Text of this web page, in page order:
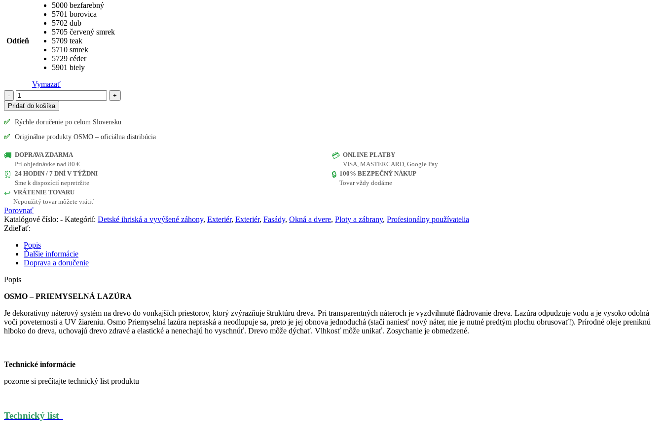
Odtieň
5000 bezfarebný
5701 borovica
5702 dub
5705 červený smrek
5709 teak
5710 smrek
5729 céder
5901 biely
Vymazať
množstvo
OSMO
PRIEMYSELNÁ
LAZÚRA
Pridať do košíka
✅
Rýchle doručenie po celom Slovensku
✅
Originálne produkty OSMO – oficiálna distribúcia
🚚 DOPRAVA ZDARMA
Pri objednávke nad 80 €
💳 ONLINE PLATBY
VISA, MASTERCARD, Google Pay
⏰ 24 HODIN / 7 DNÍ V TÝŽDNI
Sme k dispozícií nepretržite
🔒 100% BEZPEČNÝ NÁKUP
Tovar vždy dodáme
↩️ VRÁTENIE TOVARU
Nepoužitý tovar môžete vrátiť
Porovnať
Katalógové číslo: - Kategórií: Detské ihriská a vyvýšené záhony, Exteriér, Exteriér, Fasády, Okná a dvere, Ploty a zábrany, Profesionálny používatelia
Zdieľať:
Popis
Ďalšie informácie
Doprava a doručenie
Popis
OSMO – PRIEMYSELNÁ LAZÚRA
Je dekoratívny náterový systém na drevo do vonkajších priestorov, ktorý zvýrazňuje štruktúru dreva. Pri transparentných náteroch je vyzdvihnuté fládrovanie dreva. Lazúra odpudzuje vodu a je vysoko odolná
voči poveternosti a UV žiareniu. Osmo Priemyselná lazúra nepraská a neodlupuje sa, preto je jej obnova jednoduchá (stačí naniesť nový náter, nie je nutné predtým plochu obrusovať!). Prírodné oleje preniknú
hlboko do dreva, uchovajú drevo zdravé a elastické a nenechajú ho vyschnúť. Drevo môže dýchať. Vlhkosť môže unikať. Zosychanie je obmedzené.
Technické informácie
pozorne si prečítajte technický list produktu
Technický list